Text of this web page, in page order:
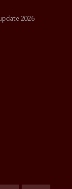
2026